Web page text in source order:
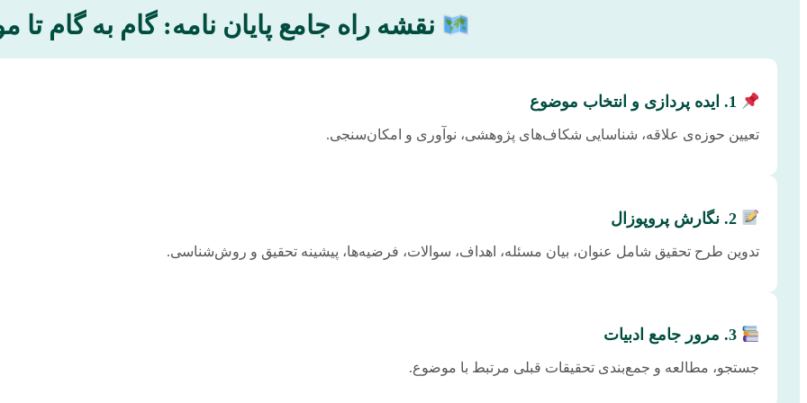
نقشه راه جامع پایان نامه: گام به گام تا
تعیین حوزه‌ی علاقه، شناسایی شکاف‌های پژوهشی، نوآوری و امکان‌سنجی.
2. نگارش پروپوزال
تدوین طرح تحقیق شامل عنوان، بیان مسئله، اهداف، سوالات، فرضیه‌ها، پیشینه تحقیق و روش‌شناسی.
3. مرور جامع ادبیات
جستجو، مطالعه و جمع‌بندی تحقیقات قبلی مرتبط با موضوع.